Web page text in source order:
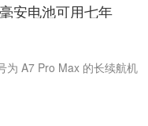
安电池可用七年
为 A7 Pro Max 的长续航机